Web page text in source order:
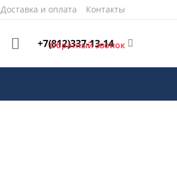
Доставка и оплата Контакты
+7(812)337-13-14
Обратный звонок